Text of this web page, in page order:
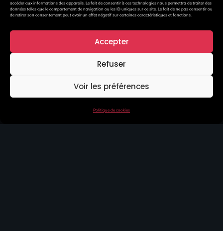
accéder aux informations des appareils. Le fait de consentir à ces technologies nous permettra de traiter des
données telles que le comportement de navigation ou les ID uniques sur ce site. Le fait de ne pas consentir ou
de retirer son consentement peut avoir un effet négatif sur certaines caractéristiques et fonctions.
Accepter
Refuser
Voir les préférences
Politique de cookies
Lille
Reims